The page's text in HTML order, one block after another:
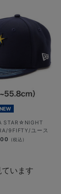
NEW
STAR☆NIGHT
9FIFTY/ユース
(税込)
います